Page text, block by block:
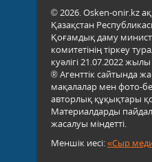
© 2026. Osken-onir.kz
Қазақстан
Қоғамдық даму
комитетінің тіркеу
куәлігі 21.07.2022
® Агенттік сайтында
мақалалар мен фото-
авторлық құқықтары
Материалдарды
жасалуы міндетті.
Меншік иесі:«Сыр